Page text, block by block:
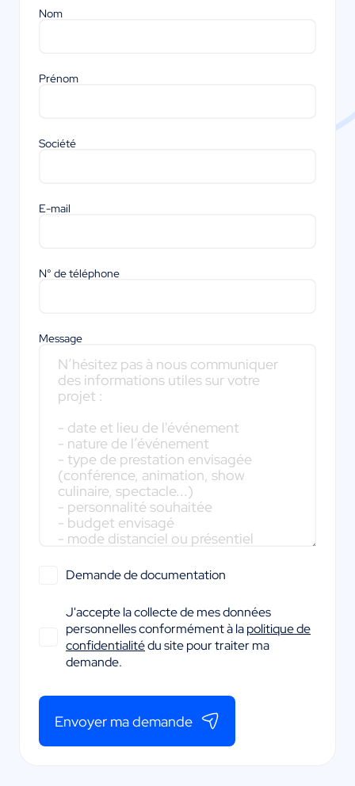
Nom
Prénom
Société
E-mail
N° de téléphone
Message
Demande de documentation
J'accepte la collecte de mes données
personnelles conformément à lapolitique de
confidentialitédu site pour traiter ma
demande.
Envoyer ma demande